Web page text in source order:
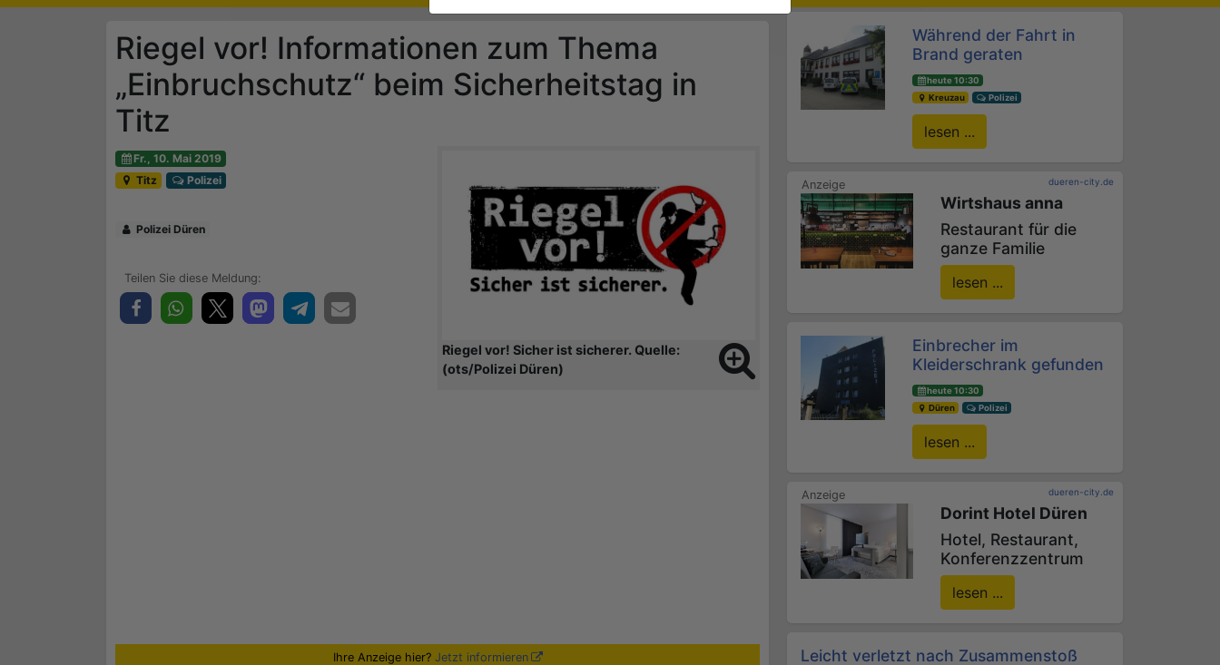
Riegel vor! Informationen zum Thema
„Einbruchschutz“ beim Sicherheitstag in
Titz
Riegel vor! Sicher ist sicherer. Quelle:
(ots/Polizei Düren)
Fr., 10. Mai 2019
Titz
Polizei
Polizei Düren
Ihre Anzeige hier? Jetzt informieren
Während der Fahrt in
Brand geraten
heute 10:30
Kreuzau
Polizei
lesen ...
dueren-city.de
Wirtshaus anna
Restaurant für die
ganze Familie
lesen ...
Einbrecher im
Kleiderschrank gefunden
heute 10:30
Düren
Polizei
lesen ...
dueren-city.de
Dorint Hotel Düren
Hotel, Restaurant,
Konferenzzentrum
lesen ...
Leicht verletzt nach Zusammenstoß